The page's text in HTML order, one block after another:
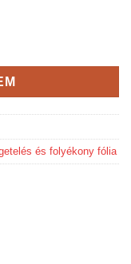
mennyiség
és folyékony fólia